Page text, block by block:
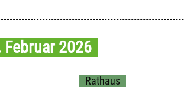
Februar 2026
Rathaus